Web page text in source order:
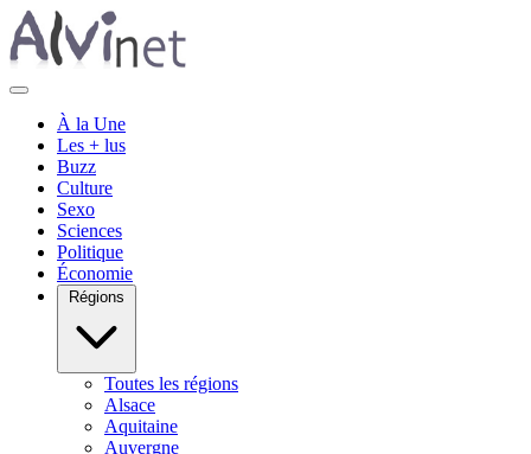
À la Une
Les + lus
Buzz
Culture
Sexo
Sciences
Politique
Économie
Régions
Toutes les régions
Alsace
Aquitaine
Auvergne